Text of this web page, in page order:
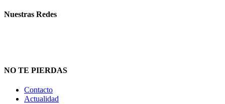
Nuestras Redes
NO TE PIERDAS
Contacto
Actualidad